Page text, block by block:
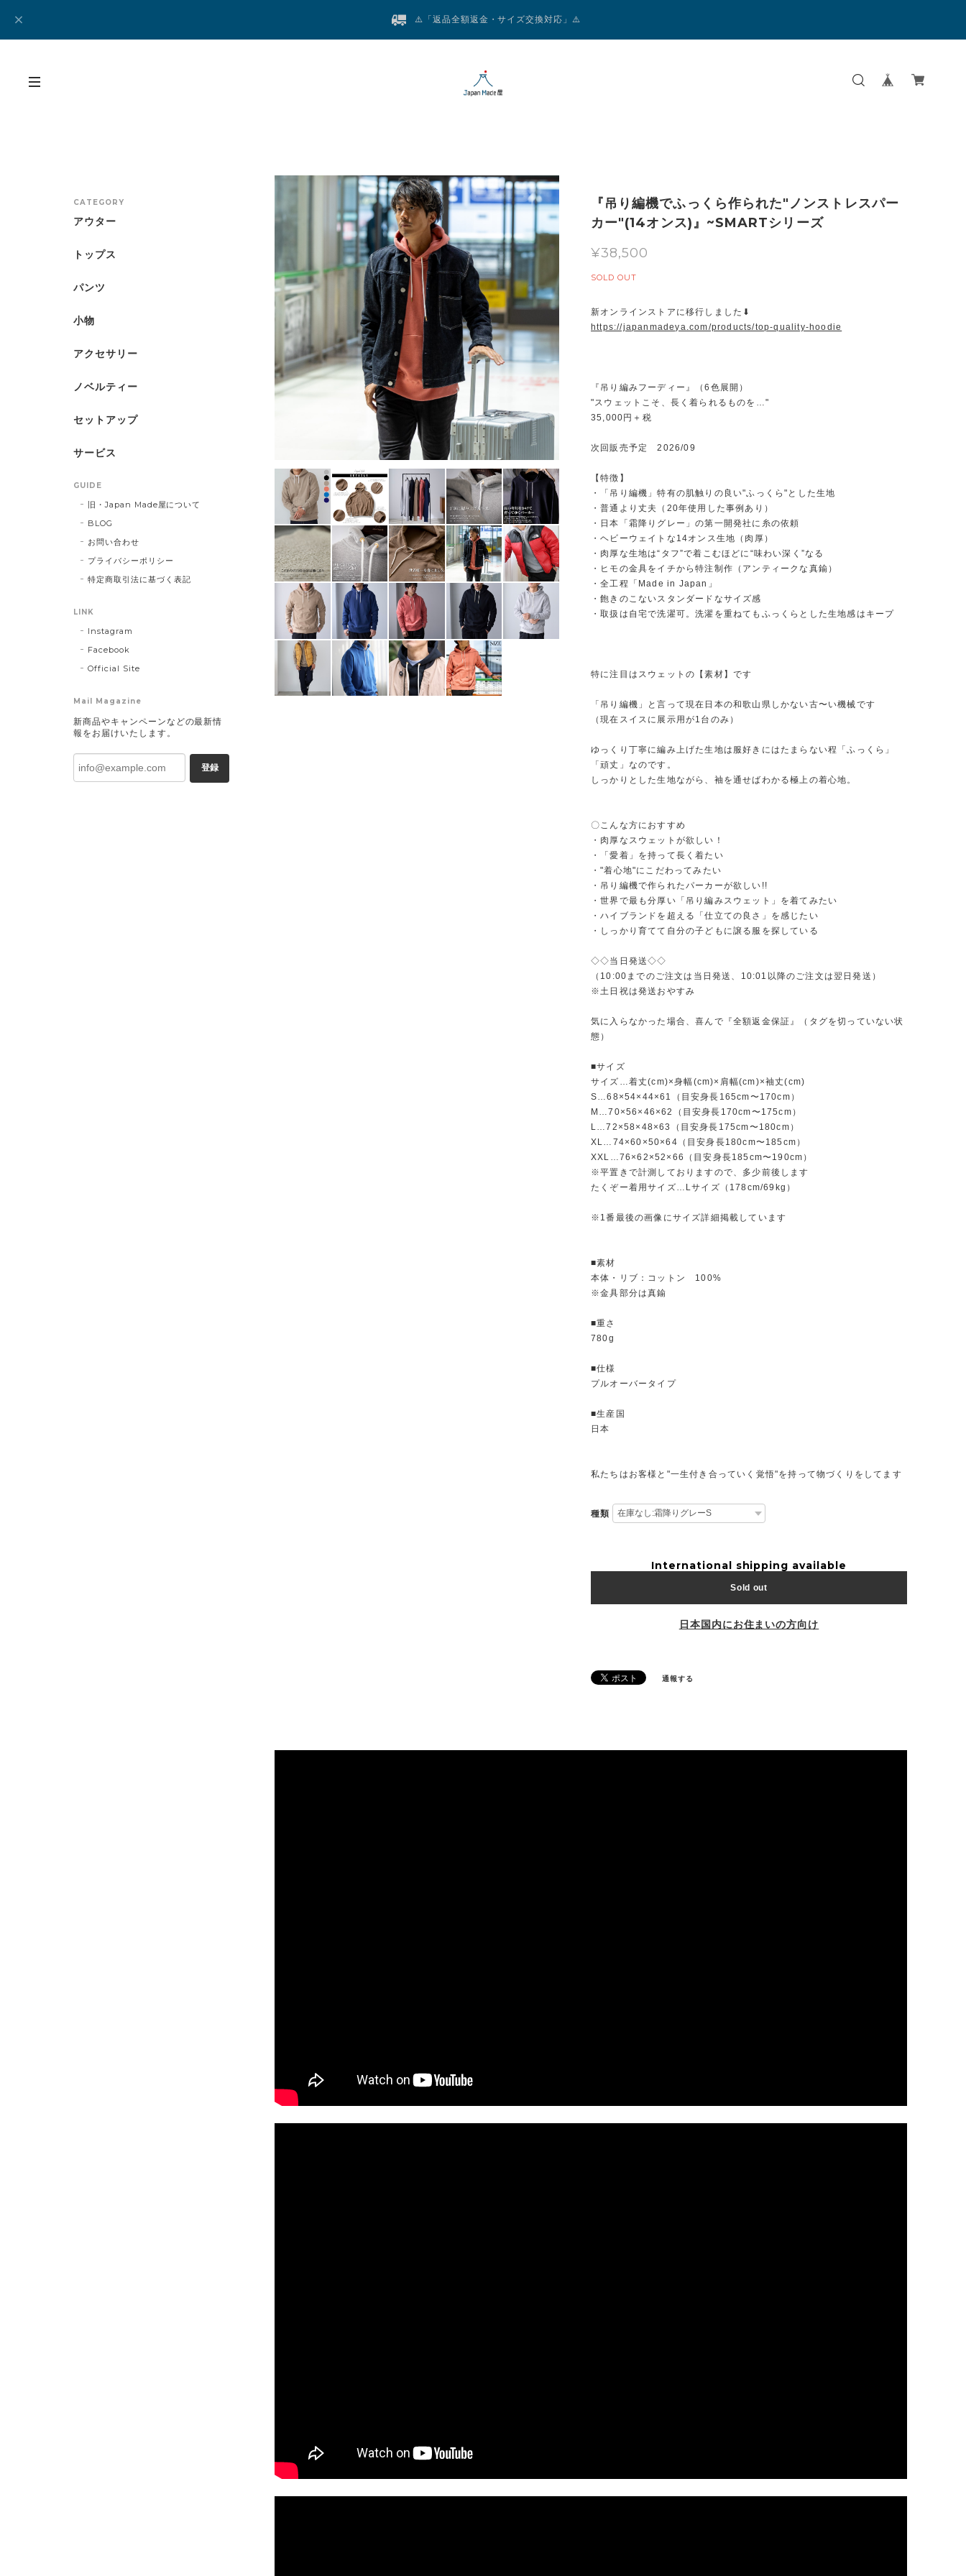
⚠️「返品全額返金・サイズ交換対応」⚠️
『吊り編機でふっくら作られた"ノンストレスパー
カー"(14オンス)』~SMARTシリーズ
¥38,500
SOLD OUT
新オンラインストアに移行しました⬇︎
https://japanmadeya.com/products/top-quality-hoodie
『吊り編みフーディー』（6色展開）
"スウェットこそ、長く着られるものを…"
35,000円＋税
次回販売予定 2026/09
【特徴】
・「吊り編機」特有の肌触りの良い"ふっくら"とした生地
・普通より丈夫（20年使用した事例あり）
・日本「霜降りグレー」の第一開発社に糸の依頼
・ヘビーウェイトな14オンス生地（肉厚）
・肉厚な生地は“タフ”で着こむほどに“味わい深く”なる
・ヒモの金具をイチから特注制作（アンティークな真鍮）
・全工程「Made in Japan」
・飽きのこないスタンダードなサイズ感
・取扱は自宅で洗濯可。洗濯を重ねてもふっくらとした生地感はキープ
特に注目はスウェットの【素材】です
「吊り編機」と言って現在日本の和歌山県しかない古〜い機械です
（現在スイスに展示用が1台のみ）
ゆっくり丁寧に編み上げた生地は服好きにはたまらない程「ふっくら」
「頑丈」なのです。
しっかりとした生地ながら、袖を通せばわかる極上の着心地。
〇こんな方におすすめ
・肉厚なスウェットが欲しい！
・「愛着」を持って長く着たい
・"着心地"にこだわってみたい
・吊り編機で作られたパーカーが欲しい!!
・世界で最も分厚い「吊り編みスウェット」を着てみたい
・ハイブランドを超える「仕立ての良さ」を感じたい
・しっかり育てて自分の子どもに譲る服を探している
◇◇当日発送◇◇
（10:00までのご注文は当日発送、10:01以降のご注文は翌日発送）
※土日祝は発送おやすみ
気に入らなかった場合、喜んで『全額返金保証』（タグを切っていない状
態）
■サイズ
サイズ…着丈(cm)×身幅(cm)×肩幅(cm)×袖丈(cm)
S…68×54×44×61（目安身長165cm〜170cm）
M…70×56×46×62（目安身長170cm〜175cm）
L…72×58×48×63（目安身長175cm〜180cm）
XL…74×60×50×64（目安身長180cm〜185cm）
XXL…76×62×52×66（目安身長185cm〜190cm）
※平置きで計測しておりますので、多少前後します
たくぞー着用サイズ…Lサイズ（178cm/69kg）
※1番最後の画像にサイズ詳細掲載しています
■素材
本体・リブ：コットン 100%
※金具部分は真鍮
■重さ
780g
■仕様
プルオーバータイプ
■生産国
日本
私たちはお客様と"一生付き合っていく覚悟"を持って物づくりをしてます
種類
International shipping available
Sold out
日本国内にお住まいの方向け
通報する
CATEGORY
アウター
トップス
パンツ
小物
アクセサリー
ノベルティー
セットアップ
サービス
GUIDE
旧・Japan Made屋について
BLOG
お問い合わせ
プライバシーポリシー
特定商取引法に基づく表記
LINK
Instagram
Facebook
Official Site
Mail Magazine
新商品やキャンペーンなどの最新情
報をお届けいたします。
登録